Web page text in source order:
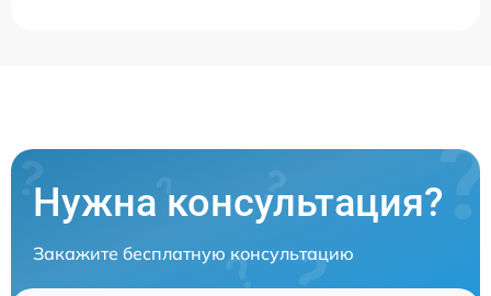
Нужна консультация?
Закажите бесплатную консультацию